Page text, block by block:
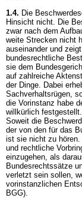
1.4. Die
Hinsicht nicht. Die
zwar nach dem
weite Strecken nicht
auseinander und
bundesrechtliche
sie dem
auf zahlreiche
der Dinge. Dabei
Sachverhaltsrügen,
die Vorinstanz habe
willkürlich festgestellt.
Soweit die
der von den für das
ist sie nicht zu
und rechtliche
einzugehen, als
Bundesrechtssätze
verletzt sein sollen,
vorinstanzlichen
BGG).